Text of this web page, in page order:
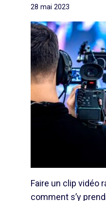
28 mai 2023
Faire un clip vidéo
comment s’y